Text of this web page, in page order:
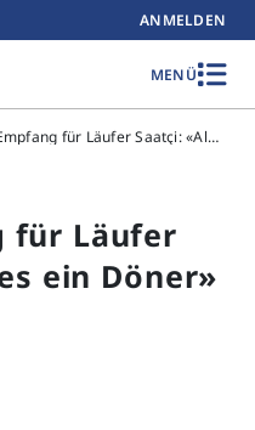
ANMELDEN
MENÜ
Großer Empfang für Läufer Saatçi: «Als Erstes ein Döner»
für Läufer
ein Döner»